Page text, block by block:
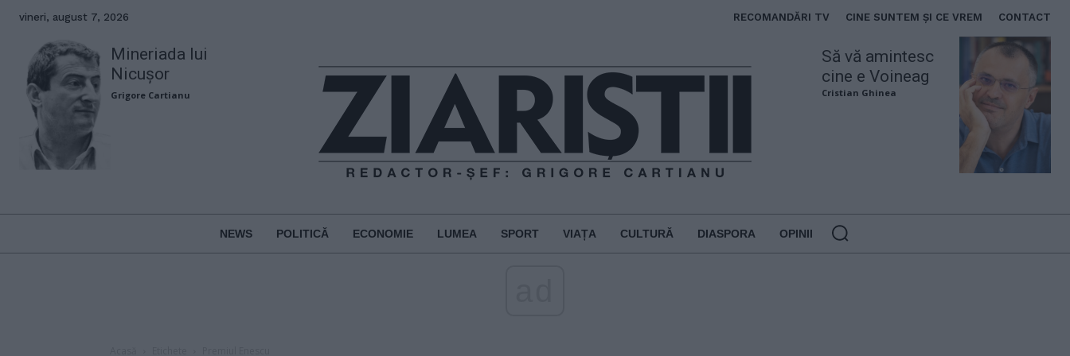
vineri, august 7, 2026 RECOMANDĂRI TV CINE SUNTEM ȘI CE VREM CONTACT
Mineriada lui
Nicușor
Grigore Cartianu
Să vă amintesc
cine e Voineag
Cristian Ghinea
NEWS POLITICĂ ECONOMIE LUMEA SPORT VIAȚA CULTURĂ DIASPORA OPINII